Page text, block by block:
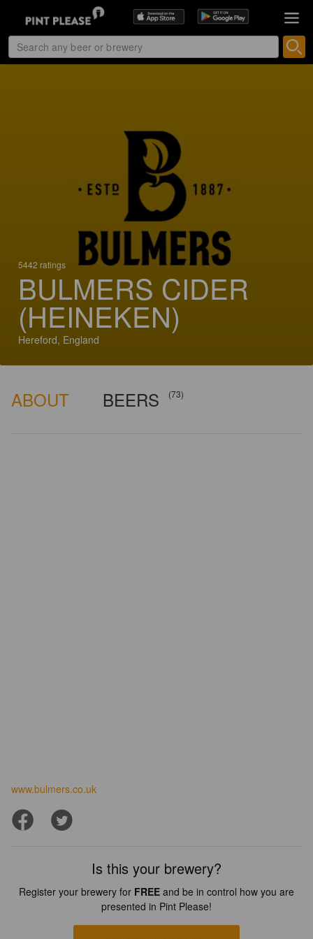
5442 ratings
BULMERS CIDER
(HEINEKEN)
Hereford, England
ABOUT BEERS (73)
www.bulmers.co.uk
Is this your brewery?
Register your brewery for FREE and be in control how you are
presented in Pint Please!